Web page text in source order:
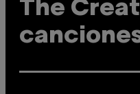
The